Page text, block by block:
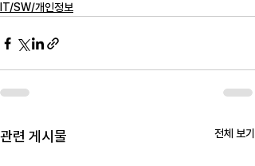
IT/SW/개인정보
관련 게시물 전체 보기